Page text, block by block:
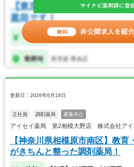
更新日：2026年6月18日
正社員 調剤薬局 募集停止
アイセイ薬局 第2相模大野店 株式会社アイ
【神奈川県相模原市南区】教
がきちんと整った調剤薬局！